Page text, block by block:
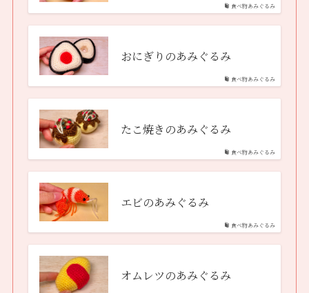
食べ物あみぐるみ
食べ物あみぐるみ
おにぎりのあみぐるみ
食べ物あみぐるみ
たこ焼きのあみぐるみ
食べ物あみぐるみ
エビのあみぐるみ
オムレツのあみぐるみ